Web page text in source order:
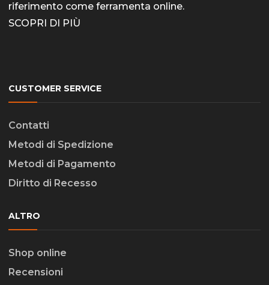
riferimento come ferramenta online.
SCOPRI DI PIÙ
CUSTOMER SERVICE
Contatti
Metodi di Spedizione
Metodi di Pagamento
Diritto di Recesso
ALTRO
Shop online
Recensioni